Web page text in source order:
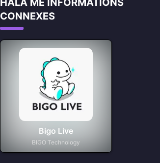
HALA ME INFORMATIONS
CONNEXES
Bigo Live
BIGO Technology